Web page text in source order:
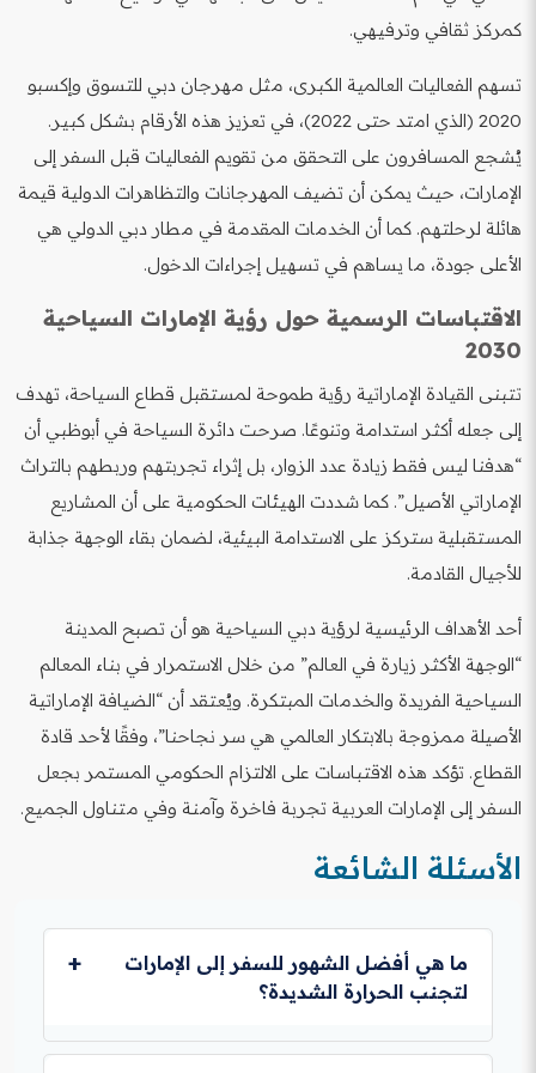
كمركز ثقافي وترفيهي.
تسهم الفعاليات العالمية الكبرى، مثل مهرجان دبي للتسوق وإكسبو
2020 (الذي امتد حتى 2022)، في تعزيز هذه الأرقام بشكل كبير.
يُشجع المسافرون على التحقق من تقويم الفعاليات قبل السفر إلى
الإمارات، حيث يمكن أن تضيف المهرجانات والتظاهرات الدولية قيمة
هائلة لرحلتهم. كما أن الخدمات المقدمة في مطار دبي الدولي هي
الأعلى جودة، ما يساهم في تسهيل إجراءات الدخول.
الاقتباسات الرسمية حول رؤية الإمارات السياحية
2030
تتبنى القيادة الإماراتية رؤية طموحة لمستقبل قطاع السياحة، تهدف
إلى جعله أكثر استدامة وتنوعًا. صرحت دائرة السياحة في أبوظبي أن
“هدفنا ليس فقط زيادة عدد الزوار، بل إثراء تجربتهم وربطهم بالتراث
الإماراتي الأصيل”. كما شددت الهيئات الحكومية على أن المشاريع
المستقبلية ستركز على الاستدامة البيئية، لضمان بقاء الوجهة جذابة
للأجيال القادمة.
أحد الأهداف الرئيسية لرؤية دبي السياحية هو أن تصبح المدينة
“الوجهة الأكثر زيارة في العالم” من خلال الاستمرار في بناء المعالم
السياحية الفريدة والخدمات المبتكرة. ويُعتقد أن “الضيافة الإماراتية
الأصيلة ممزوجة بالابتكار العالمي هي سر نجاحنا”، وفقًا لأحد قادة
القطاع. تؤكد هذه الاقتباسات على الالتزام الحكومي المستمر بجعل
السفر إلى الإمارات العربية تجربة فاخرة وآمنة وفي متناول الجميع.
الأسئلة الشائعة
ما هي أفضل الشهور للسفر إلى الإمارات
لتجنب الحرارة الشديدة؟
أفضل فترة لزيارة دبي وأبوظبي والإمارات الأخرى هي بين